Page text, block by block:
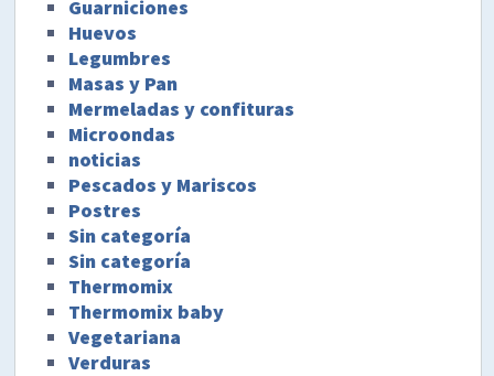
Guarniciones
Huevos
Legumbres
Masas y Pan
Mermeladas y confituras
Microondas
noticias
Pescados y Mariscos
Postres
Sin categoría
Sin categoría
Thermomix
Thermomix baby
Vegetariana
Verduras